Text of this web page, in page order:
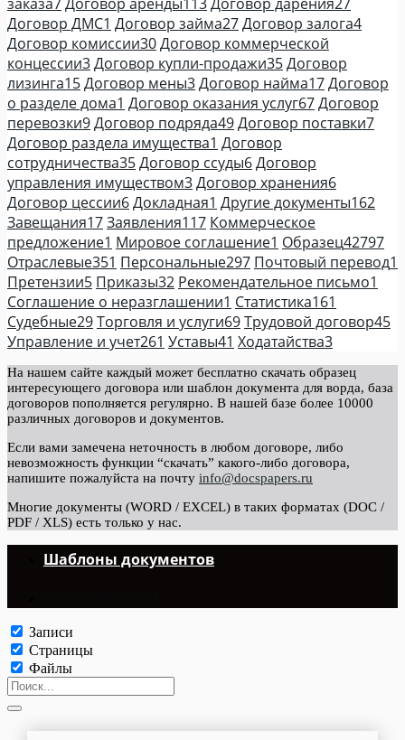
Договор ДМС1 Договор займа27Договор залога4
Договор комиссии30Договор коммерческой
концессии3Договор купли-продажи35Договор
лизинга15Договор мены3Договор найма17Договор
о разделе дома1 Договор оказания услуг67Договор
перевозки9Договор подряда49Договор поставки7
Договор раздела имущества1 Договор
сотрудничества35Договор ссуды6Договор
управления имуществом3Договор хранения6
Договор цессии6Докладная1 Другие документы162
Завещания17Заявления117 Коммерческое
предложение1 Мировое соглашение1 Образец42797
Отраслевые351 Персональные297 Почтовый перевод1
Претензии5 Приказы32 Рекомендательное письмо1
Соглашение о неразглашении1 Статистика161
Судебные29Торговля и услуги69Трудовой договор45
Управление и учет261 Уставы41 Ходатайства3
На нашем сайте каждый может бесплатно скачать образец
интересующего договора или шаблон документа для ворда, база
договоров пополняется регулярно. В нашей базе более 10000
различных договоров и документов.
Если вами замечена неточность в любом договоре, либо
невозможность функции “скачать” какого-либо договора,
напишите пожалуйста на почту info@docspapers.ru
Многие документы (WORD / EXCEL) в таких форматах (DOC /
PDF / XLS) есть только у нас.
Шаблоны документов
Записи
Страницы
Файлы